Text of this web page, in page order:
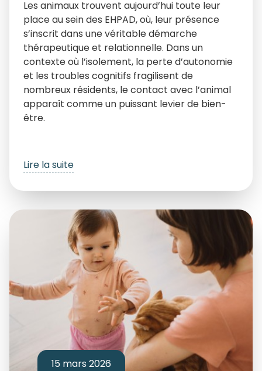
Les animaux trouvent aujourd’hui toute leur
place au sein des EHPAD, où, leur présence
s’inscrit dans une véritable démarche
thérapeutique et relationnelle. Dans un
contexte où l’isolement, la perte d’autonomie
et les troubles cognitifs fragilisent de
nombreux résidents, le contact avec l’animal
apparaît comme un puissant levier de bien-
être.
Lire la suite
15 mars 2026